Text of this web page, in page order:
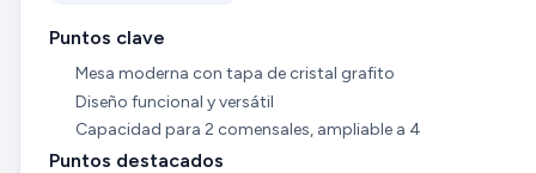
Puntos clave
Mesa moderna con tapa de cristal grafito
Diseño funcional y versátil
Capacidad para 2 comensales, ampliable a 4
Puntos destacados